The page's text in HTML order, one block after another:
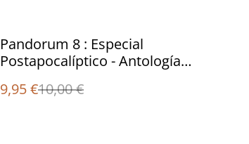
%
Pandorum 8 : Especial
Postapocalíptico - Antología
9,95 €10,00 €